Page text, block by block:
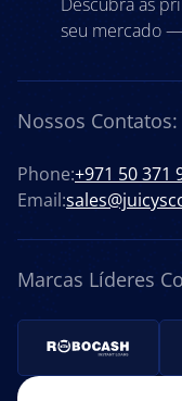
seu mercado
Nossos Contatos:
Phone:+971 50 371
Email:
Marcas Líderes